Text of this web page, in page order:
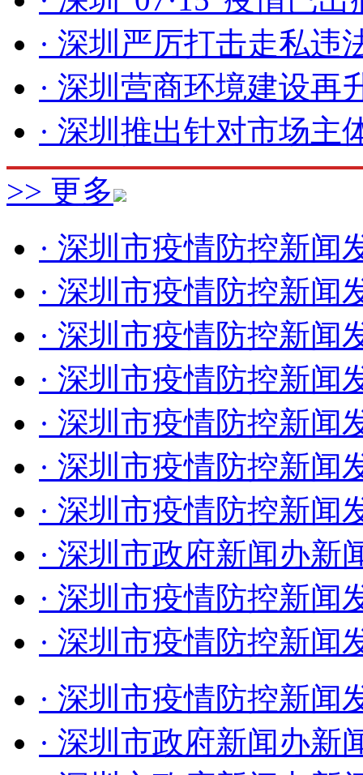
转送至市第三人民医院
其涉及的流调溯源、密
深圳市疾控中心对我
了病毒的基因组序列比
个案感染毒株为BA.5.2
外报告的部分毒株序列
入引发本地感染的可能。
本轮疫情所有个案均
情防控形势总体可控，
同时我们也要清醒的认
发、局部聚集”的特点
传播速度快、传染力强
后续出现新增阳性个案
力的措施扑灭本土疫情
内防反弹工作。为有效
下几项工作：
一是迅速做好新发疫
· 深圳严厉打击走私违
· 深圳营商环境建设再
· 深圳推出针对市场主
>> 更多
· 深圳市疫情防控新闻
· 深圳市疫情防控新闻
· 深圳市疫情防控新闻
· 深圳市疫情防控新闻
· 深圳市疫情防控新闻
· 深圳市疫情防控新闻
· 深圳市疫情防控新闻
· 深圳市政府新闻办新
· 深圳市疫情防控新闻
· 深圳市疫情防控新闻
· 深圳市疫情防控新闻
· 深圳市政府新闻办新